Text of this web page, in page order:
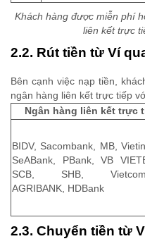
Khách hàng được miễn phí
liên kết trực
2.2. Rút tiền từ Ví
Bên cạnh việc nạp tiền,
ngân hàng liên kết trực tiếp
Ngân hàng liên kết trực
BIDV, Sacombank, MB,
SeABank, PBank, VB
SCB, SHB,
AGRIBANK, HDBank
2.3. Chuyển tiền từ